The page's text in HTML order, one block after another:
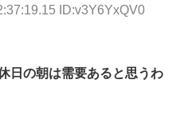
ID:v3Y6YxQV0
日の朝は需要あると思うわ